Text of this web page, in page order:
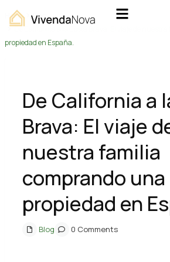
Home
Blog
De California a la Costa Brava: El viaje de
propiedad en España.
De California a
Brava: El viaje
nuestra familia
comprando una
propiedad en
Blog 0 Comments